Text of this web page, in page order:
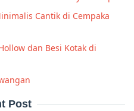
Cantik di Cempaka
dan Besi Kotak di
Post